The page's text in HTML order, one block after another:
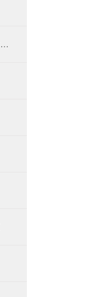
合成切削液单片、叠片防锈性测定仪